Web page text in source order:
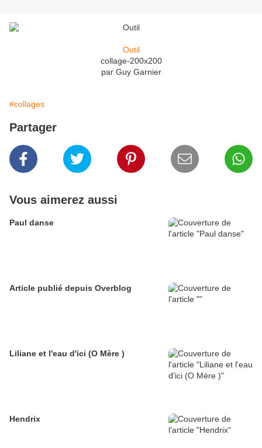
Outil
collage-200x200
par Guy Garnier
#collages
Partager
Vous aimerez aussi
Paul danse
Article publié depuis Overblog
Liliane et l'eau d'ici (O Mère )
Hendrix